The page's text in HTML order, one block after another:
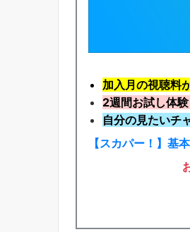
加入月の視聴料
2週間お試し体験
自分の見たいチ
【スカパー！】基